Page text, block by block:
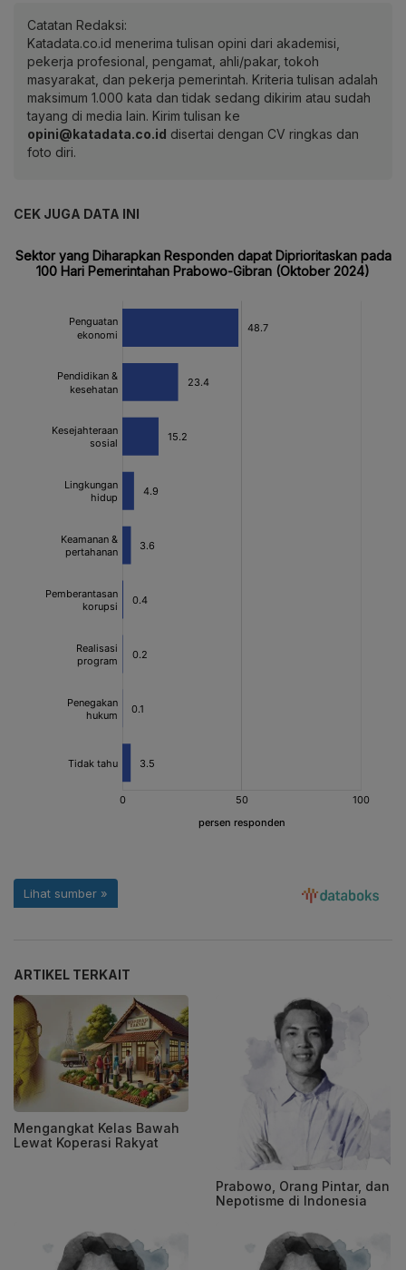
Catatan Redaksi:
Katadata.co.id menerima tulisan opini dari akademisi,
pekerja profesional, pengamat, ahli/pakar, tokoh
masyarakat, dan pekerja pemerintah. Kriteria tulisan adalah
maksimum 1.000 kata dan tidak sedang dikirim atau sudah
tayang di media lain. Kirim tulisan ke
opini@katadata.co.id disertai dengan CV ringkas dan
foto diri.
CEK JUGA DATA INI
ARTIKEL TERKAIT
Mengangkat Kelas Bawah
Lewat Koperasi Rakyat
Prabowo, Orang Pintar, dan
Nepotisme di Indonesia